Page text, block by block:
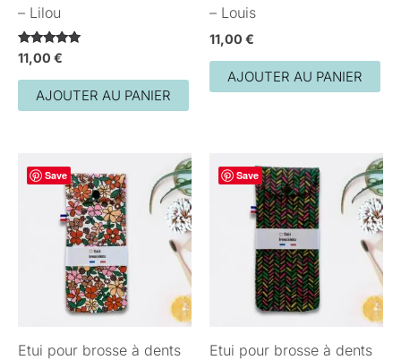
– Lilou
Note
5.00
sur 5
11,00 €
AJOUTER AU PANIER
– Louis
11,00 €
AJOUTER AU PANIER
Save
Etui pour brosse à dents
Save
Etui pour brosse à dents